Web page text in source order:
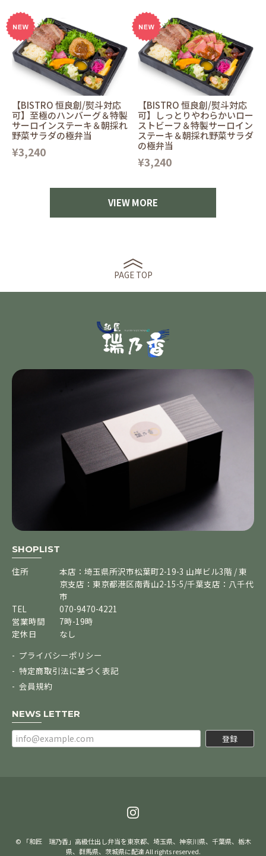
【BISTRO 恒良創/熨斗対応
可】至極のハンバーグ＆特製
サーロインステーキ＆朝採れ
野菜サラダの極弁当
¥3,240
【BISTRO 恒良創/熨斗対応
可】しっとりやわらかいロー
ストビーフ＆特製サーロイン
ステーキ＆朝採れ野菜サラダ
の極弁当
¥3,240
VIEW MORE
PAGE TOP
SHOPLIST
住所
本店：埼玉県所沢市松葉町2-19-3 山岸ビル3階 / 東
京支店：東京都港区南青山2-15-5/千葉支店：八千代
市
TEL
070-9470-4221
営業時間
7時-19時
定休日
なし
プライバシーポリシー
特定商取引法に基づく表記
会員規約
NEWS LETTER
登録
© 「和匠 瑞乃香」高級仕出し弁当を東京都、埼玉県、神奈川県、千葉県、栃木
県、群馬県、茨城県に配達 All rights reserved.